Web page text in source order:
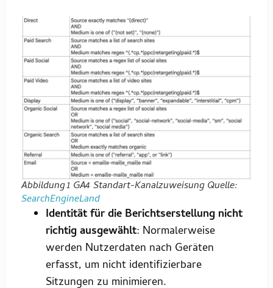
Abbildung 1 GA4 Standart-Kanalzuweisung Quelle:
SearchEngineLand
Identität für die Berichtserstellung nicht
richtig ausgewählt: Normalerweise
werden Nutzerdaten nach Geräten
erfasst, um nicht identifizierbare
Sitzungen zu minimieren.